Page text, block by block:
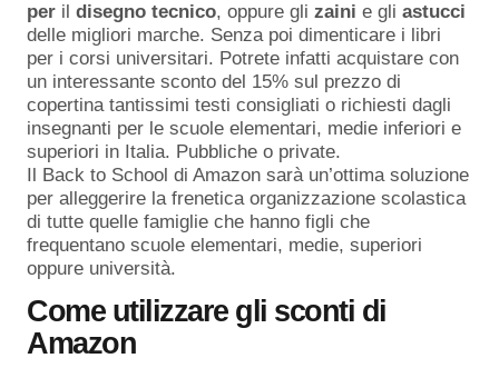
per il disegno tecnico, oppure gli zaini e gli astucci
delle migliori marche. Senza poi dimenticare i libri
per i corsi universitari. Potrete infatti acquistare con
un interessante sconto del 15% sul prezzo di
copertina tantissimi testi consigliati o richiesti dagli
insegnanti per le scuole elementari, medie inferiori e
superiori in Italia. Pubbliche o private.
Il Back to School di Amazon sarà un’ottima soluzione
per alleggerire la frenetica organizzazione scolastica
di tutte quelle famiglie che hanno figli che
frequentano scuole elementari, medie, superiori
oppure università.
Come utilizzare gli sconti di
Amazon